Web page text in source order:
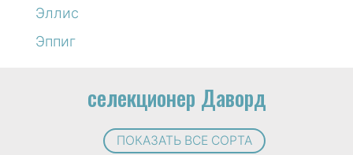
Эллис
Эппиг
селекционер Даворд
ПОКАЗАТЬ ВСЕ СОРТА